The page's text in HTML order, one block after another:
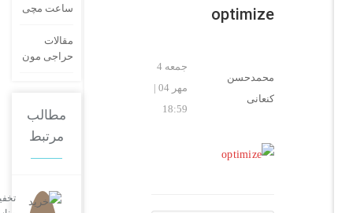
optimize
محمدحسن
مهر 04 |
ساعت مچی
حراجی مون
مطالب
مرتبط
تخفیفات